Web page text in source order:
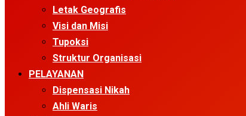
Letak Geografis
Visi dan Misi
Tupoksi
Struktur Organisasi
PELAYANAN
Dispensasi Nikah
Ahli Waris